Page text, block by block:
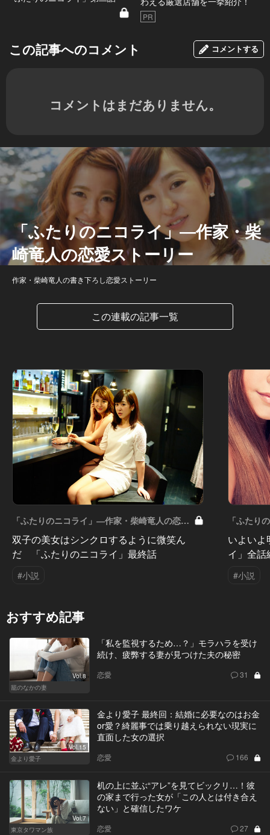
PR
この記事へのコメント コメントする
コメントはまだありません。
「ふたりのニコライ」―作家・柴
崎竜人の恋愛ストーリー
作家・柴崎竜人の書き下ろし恋愛ストーリー
この連載の記事一覧
「ふたりのニコライ」―作家・柴崎竜人の恋愛
ストーリー Vol.8
双子の美女はシンクロするように微笑ん
だ 「ふたりのニコライ」最終話
#小説
「ふたり
いよい
イ」全話
#小説
おすすめ記事
Vol.8
籠のなかの妻
「私を監視するため…？」モラハラを受け
続け、疲弊する妻が見つけた夫の秘密
恋愛 31
Vol.15
金より愛子
金より愛子 最終回：結婚に必要なのはお金
or愛？綺麗事では乗り越えられない現実に
直面した女の選択
恋愛 166
Vol.7
東京タワマン族
机の上に並ぶ“アレ”を見てビックリ…！彼
の家まで行った女が「この人とは付き合え
ない」と確信したワケ
恋愛 27